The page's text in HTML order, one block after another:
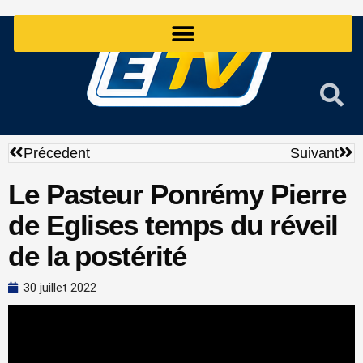
Précédent
Précedent Suivant
Le Pasteur Ponrémy Pierre
de Eglises temps du réveil
de la postérité
30 juillet 2022